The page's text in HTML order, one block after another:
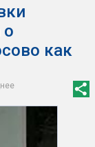
о
как